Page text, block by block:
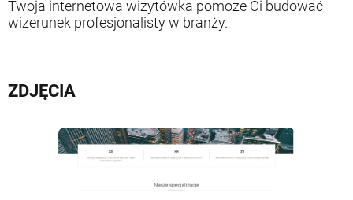
Twoja internetowa wizytówka pomoże Ci budować
wizerunek profesjonalisty w branży.
ZDJĘCIA